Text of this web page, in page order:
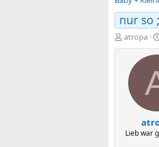
nur so
E
r
atropa
Lieb war